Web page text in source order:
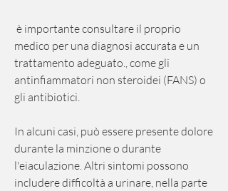
medico per una diagnosi accurata e un
trattamento adeguato., come gli
antinfiammatori non steroidei (FANS) o
gli antibiotici.
In alcuni casi, può essere presente dolore
durante la minzione o durante
l'eiaculazione. Altri sintomi possono
includere difficoltà a urinare, nella parte